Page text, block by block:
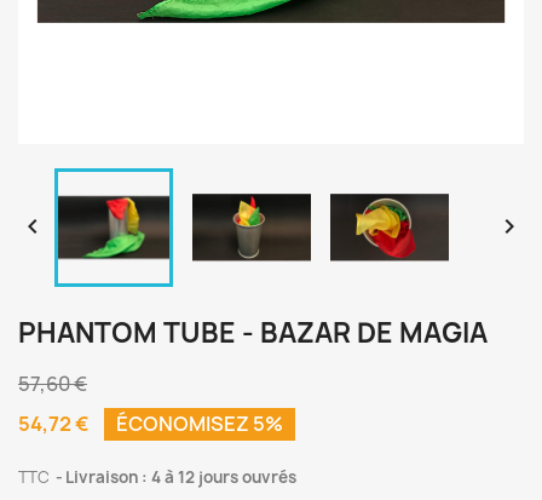
 
PHANTOM TUBE - BAZAR DE MAGIA
57,60 €
54,72 €
ÉCONOMISEZ 5%
TTC Livraison : 4 à 12 jours ouvrés